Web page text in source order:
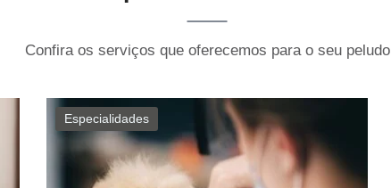
Confira os serviços que oferecemos para o seu peludo
Especialidades